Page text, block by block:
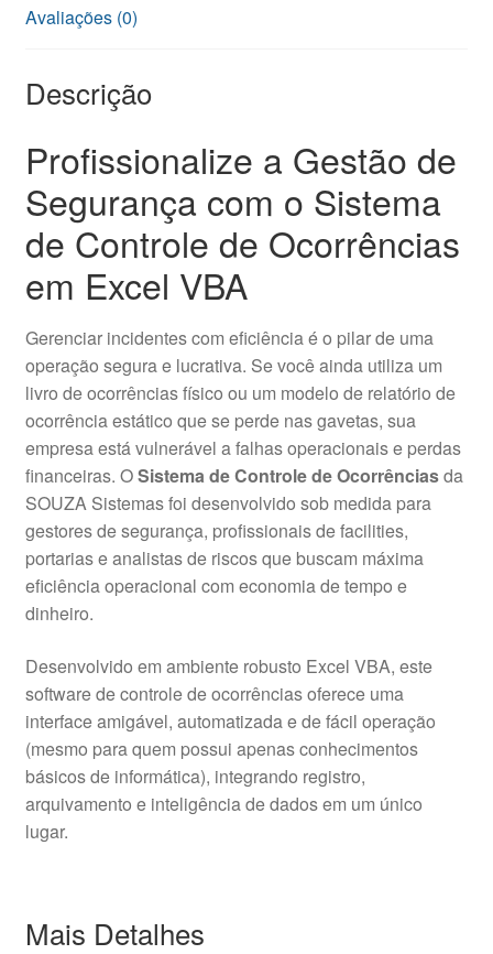
Avaliações (0)
Descrição
Profissionalize a Gestão de
Segurança com o Sistema
de Controle de Ocorrências
em Excel VBA
Gerenciar incidentes com eficiência é o pilar de uma
operação segura e lucrativa. Se você ainda utiliza um
livro de ocorrências físico ou um modelo de relatório de
ocorrência estático que se perde nas gavetas, sua
empresa está vulnerável a falhas operacionais e perdas
financeiras. OSistema de Controle de Ocorrênciasda
SOUZA Sistemas foi desenvolvido sob medida para
gestores de segurança, profissionais de facilities,
portarias e analistas de riscos que buscam máxima
eficiência operacional com economia de tempo e
dinheiro.
Desenvolvido em ambiente robusto Excel VBA, este
software de controle de ocorrências oferece uma
interface amigável, automatizada e de fácil operação
(mesmo para quem possui apenas conhecimentos
básicos de informática), integrando registro,
arquivamento e inteligência de dados em um único
lugar.
Mais Detalhes